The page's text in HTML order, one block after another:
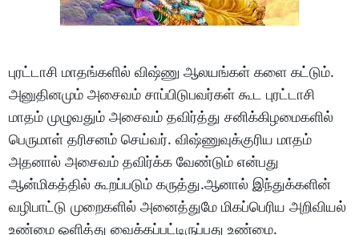
புரட்டாசி மாதங்களில் விஷ்ணு ஆலயங்கள் களை கட்டும்.
அனுதினமும் அசைவம் சாப்பிடுபவர்கள் கூட புரட்டாசி
மாதம் முழுவதும் அசைவம் தவிர்த்து சனிக்கிழமைகளில்
பெருமாள் தரிசனம் செய்வர். விஷ்ணுவுக்குரிய மாதம்
அதனால் அசைவம் தவிர்க்க வேண்டும் என்பது
ஆன்மிகத்தில் கூறப்படும் கருத்து.ஆனால் இந்துக்களின்
வழிபாட்டு முறைகளில் அனைத்துமே மிகப்பெரிய அறிவியல்
உண்மை ஒளித்து வைக்கப்பட்டிருப்பது உண்மை.